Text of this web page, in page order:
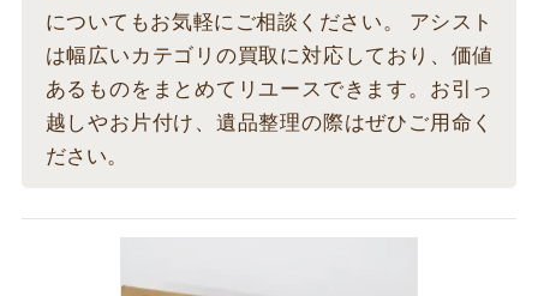
についてもお気軽にご相談ください。 アシスト
は幅広いカテゴリの買取に対応しており、価値
あるものをまとめてリユースできます。お引っ
越しやお片付け、遺品整理の際はぜひご用命く
ださい。